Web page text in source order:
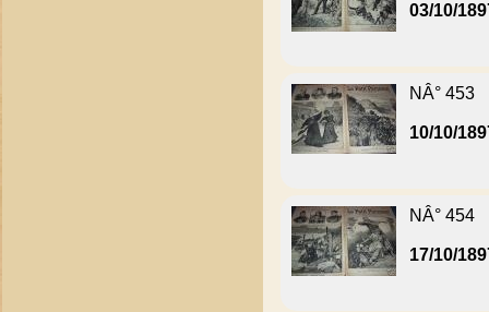
03/10/
NÂ° 453
10/10/
NÂ° 454
17/10/